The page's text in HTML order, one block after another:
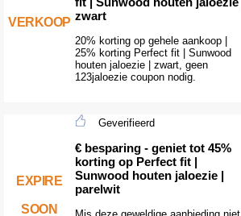
VERKOOP zwart
20% korting op gehele aankoop |
25% korting Perfect fit | Sunwood
houten jaloezie | zwart, geen
123jaloezie coupon nodig.
EXPIRE
SOON
Geverifieerd
€ besparing - geniet tot 45%
korting op Perfect fit |
Sunwood houten jaloezie |
parelwit